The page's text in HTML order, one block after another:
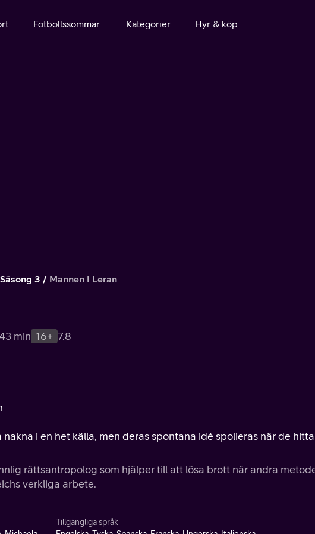
Fotbollssommar Kategorier Hyr & köp
Säsong 3 Mannen I Leran
min 16+ 7.8
i en het källa, men deras spontana idé spolieras när de
rättsantropolog som hjälper till att lösa brott när andra
verkliga arbete.
Tillgängliga språk